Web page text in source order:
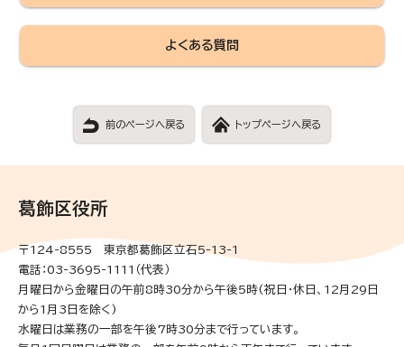
よくある質問
前のページへ戻る トップページへ戻る
葛飾区役所
〒124-8555 東京都葛飾区立石5-13-1
電話：03-3695-1111（代表）
月曜日から金曜日の午前8時30分から午後5時(祝日・休日、12月29日
から1月3日を除く)
水曜日は業務の一部を午後7時30分まで行っています。